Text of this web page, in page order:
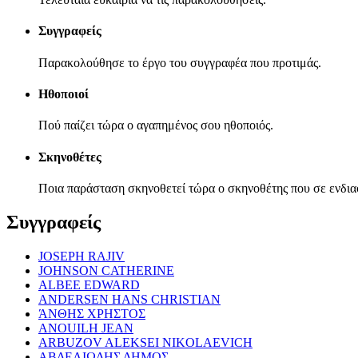
Συγγραφείς
Παρακολούθησε το έργο του συγγραφέα που προτιμάς.
Ηθοποιοί
Πού παίζει τώρα ο αγαπημένος σου ηθοποιός.
Σκηνοθέτες
Ποια παράσταση σκηνοθετεί τώρα ο σκηνοθέτης που σε
Συγγραφείς
JOSEPH RAJIV
JOHNSON CATHERINE
ALBEE EDWARD
ANDERSEN HANS CHRISTIAN
ΆΝΘΗΣ ΧΡΗΣΤΟΣ
ANOUILH JEAN
ARBUZOV ALEKSEI NIKOLAEVICH